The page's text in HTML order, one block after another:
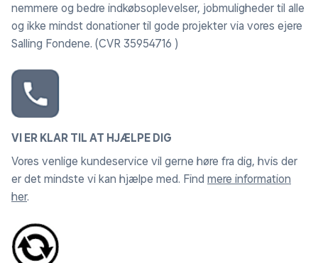
nemmere og bedre indkøbsoplevelser, jobmuligheder til alle
og ikke mindst donationer til gode projekter via vores ejere
Salling Fondene. (CVR 35954716 )
VI ER KLAR TIL AT HJÆLPE DIG
Vores venlige kundeservice vil gerne høre fra dig, hvis der
er det mindste vi kan hjælpe med. Find mere information
her.